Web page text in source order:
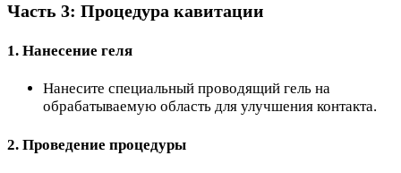
Часть 3: Процедура кавитации
1. Нанесение геля
Нанесите специальный проводящий гель на
обрабатываемую область для улучшения контакта.
2. Проведение процедуры